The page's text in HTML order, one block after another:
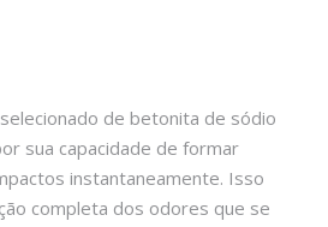
de betonita de sódio
sua capacidade de formar
instantaneamente. Isso
completa dos odores que se